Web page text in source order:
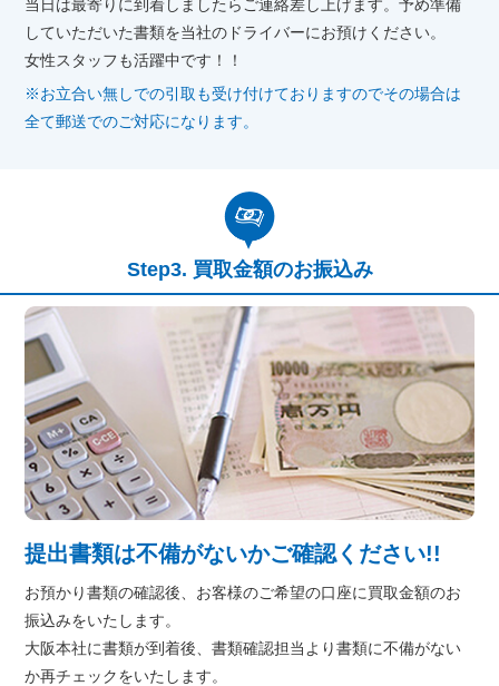
当日は最寄りに到着しましたらご連絡差し上げます。予め準備
していただいた書類を当社のドライバーにお預けください。
女性スタッフも活躍中です！！
※お立合い無しでの引取も受け付けておりますのでその場合は
全て郵送でのご対応になります。
買取金額のお振込み
提出書類は不備がないかご確認ください!!
お預かり書類の確認後、お客様のご希望の口座に買取金額のお
振込みをいたします。
大阪本社に書類が到着後、書類確認担当より書類に不備がない
か再チェックをいたします。